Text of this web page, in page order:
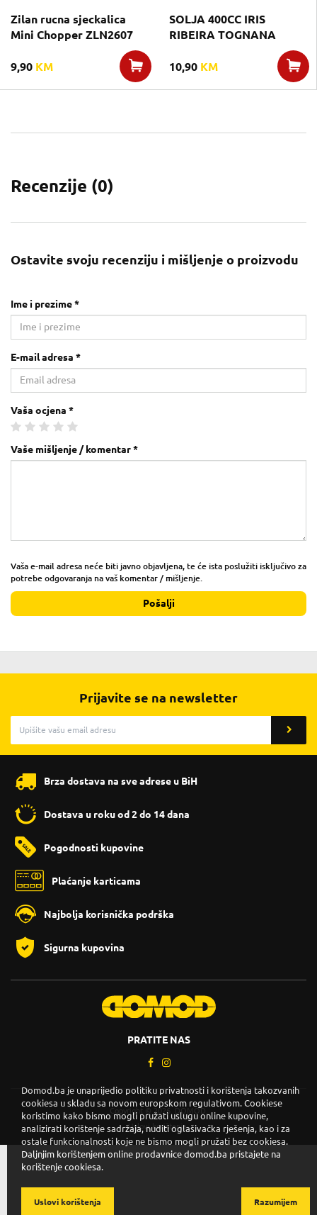
Zilan rucna sjeckalica
Mini Chopper ZLN2607
9,90 KM
SOLJA 400CC IRIS
RIBEIRA TOGNANA
10,90 KM
Recenzije (0)
Ostavite svoju recenziju i mišljenje o proizvodu
Ime i prezime *
E-mail adresa *
Vaša ocjena *
Vaše mišljenje / komentar *
Vaša e-mail adresa neće biti javno objavljena, te će ista poslužiti isključivo za
potrebe odgovaranja na vaš komentar / mišljenje.
Pošalji
Prijavite se na newsletter
Brza dostava na sve adrese u BiH
Dostava u roku od 2 do 14 dana
Pogodnosti kupovine
Plaćanje karticama
Najbolja korisnička podrška
Sigurna kupovina
PRATITE NAS
Copyright © 2026. DOMOD.
Uslovi korištenja.
Domod.ba je unaprijedio politiku privatnosti i korištenja takozvanih
cookiesa u skladu sa novom europskom regulativom. Cookiese
koristimo kako bismo mogli pružati uslugu online kupovine,
analizirati korištenje sadržaja, nuditi oglašivačka rješenja, kao i za
ostale funkcionalnosti koje ne bismo mogli pružati bez cookiesa.
Daljnjim korištenjem online prodavnice domod.ba pristajete na
korištenje cookiesa.
Razumijem
Uslovi korištenja